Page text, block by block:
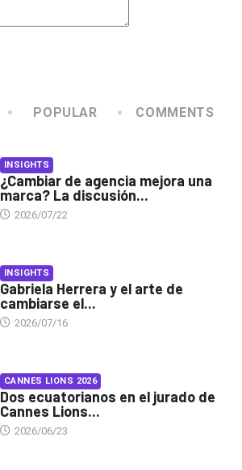
POPULAR COMMENTS
INSIGHTS
¿Cambiar de agencia mejora una
marca? La discusión...
2026/07/22
INSIGHTS
Gabriela Herrera y el arte de
cambiarse el...
2026/07/16
CANNES LIONS 2026
Dos ecuatorianos en el jurado de
Cannes Lions...
2026/06/23